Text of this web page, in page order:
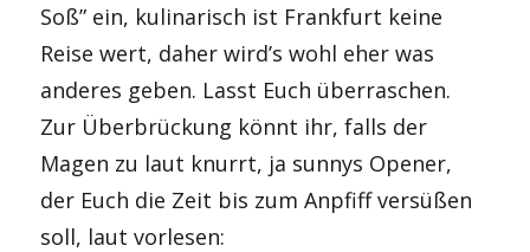
Soß” ein, kulinarisch ist Frankfurt keine
Reise wert, daher wird’s wohl eher was
anderes geben. Lasst Euch überraschen.
Zur Überbrückung könnt ihr, falls der
Magen zu laut knurrt, ja sunnys Opener,
der Euch die Zeit bis zum Anpfiff versüßen
soll, laut vorlesen: